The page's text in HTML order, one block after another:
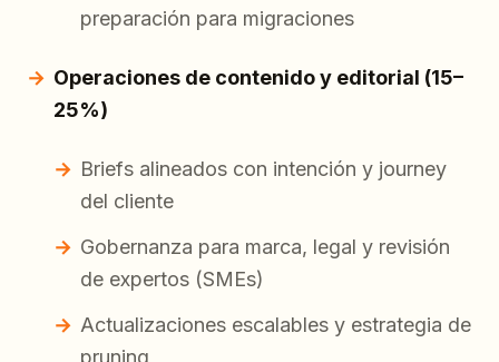
preparación para migraciones
Operaciones de contenido y editorial (15–
25%)
Briefs alineados con intención y journey
del cliente
Gobernanza para marca, legal y revisión
de expertos (SMEs)
Actualizaciones escalables y estrategia de
pruning